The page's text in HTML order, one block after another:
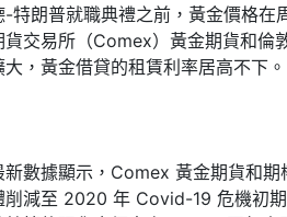
-特朗普就職典禮之前，黃金價格在
貨交易所（Comex）黃金期貨和倫
大，黃金借貸的租賃利率居高不下。
新數據顯示，Comex 黃金期貨和
削減至 2020 年 Covid-19 危機初